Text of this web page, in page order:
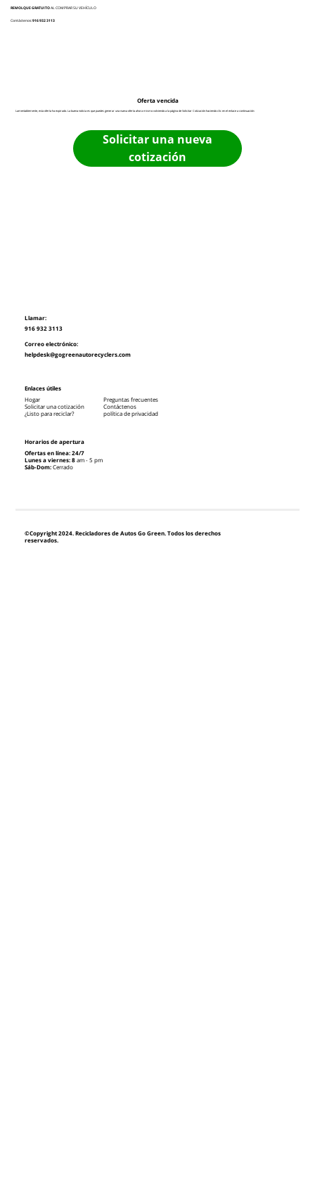
REMOLQUE GRATUITOAL COMPRAR SU VEHÍCULO
Contáctenos:916 932 3113
Oferta vencida
Lamentablemente, esta oferta ha expirado. La buena noticia es que puedes generar una nueva oferta ahora mismo volviendo a la página de Solicitar Cotización haciendo clic en el enlace a continuación:
Solicitar una nueva
cotización
©Copyright 2024. Recicladores de Autos Go Green. Todos los derechos
reservados.
Llamar:
916 932 3113
Correo electrónico:
helpdesk@gogreenautorecyclers.com
Horarios de apertura
Ofertas en línea: 24/7
Lunes a viernes: 8am - 5 pm
Sáb-Dom:Cerrado
Enlaces útiles
Hogar
Solicitar una cotización
¿Listo para reciclar?
Preguntas frecuentes
Contáctenos
política de privacidad